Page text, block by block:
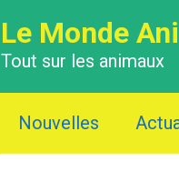
Le Monde
Tout sur les animaux
Nouvelles